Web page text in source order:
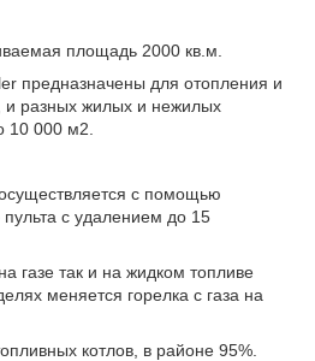
площадь 2000 кв.м.
предназначены для отопления и
и разных жилых и нежилых
000 м2.
с помощью
пульта с удалением до 15
газе так и на жидком топливе
меняется горелка с газа на
котлов, в районе 95%.